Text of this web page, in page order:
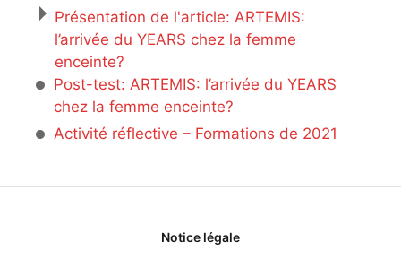
Présentation de l'article: ARTEMIS:
l’arrivée du YEARS chez la femme
enceinte?
Post-test: ARTEMIS: l’arrivée du YEARS
chez la femme enceinte?
Activité réflective – Formations de 2021
Notice légale